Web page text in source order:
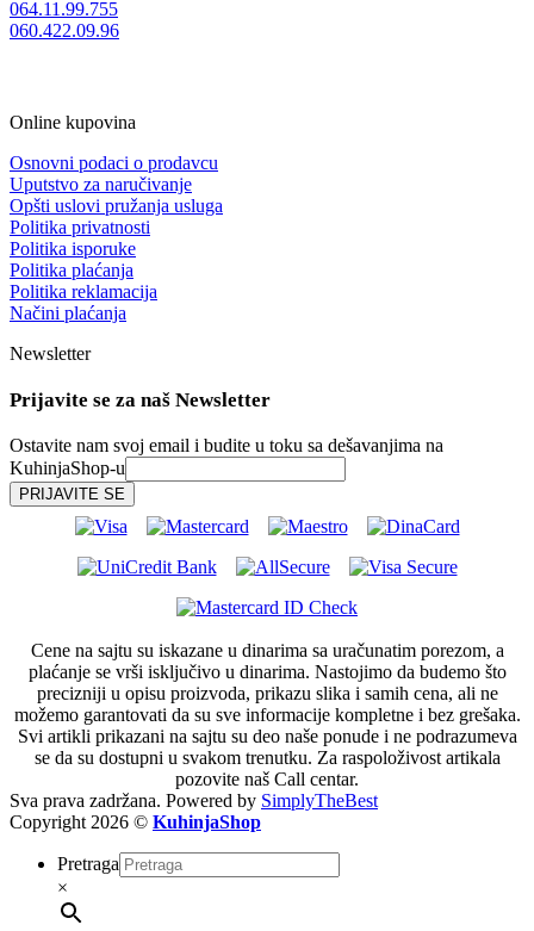
064.11.99.755
060.422.09.96
Online kupovina
Osnovni podaci o prodavcu
Uputstvo za naručivanje
Opšti uslovi pružanja usluga
Politika privatnosti
Politika isporuke
Politika plaćanja
Politika reklamacija
Načini plaćanja
Newsletter
Prijavite se za naš Newsletter
Ostavite nam svoj email i budite u toku sa dešavanjima na
KuhinjaShop-u
Cene na sajtu su iskazane u dinarima sa uračunatim porezom, a
plaćanje se vrši isključivo u dinarima. Nastojimo da budemo što
precizniji u opisu proizvoda, prikazu slika i samih cena, ali ne
možemo garantovati da su sve informacije kompletne i bez grešaka.
Svi artikli prikazani na sajtu su deo naše ponude i ne podrazumeva
se da su dostupni u svakom trenutku. Za raspoloživost artikala
pozovite naš Call centar.
Sva prava zadržana. Powered by SimplyTheBest
Copyright 2026 © KuhinjaShop
Pretraga
×